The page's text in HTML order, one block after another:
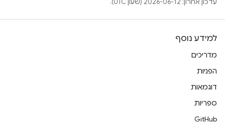
עדכון אחרון: 2026-06-12 (שעון UTC).
למידע נוסף
מדריכים
הפניות
דוגמאות
ספריות
GitHub